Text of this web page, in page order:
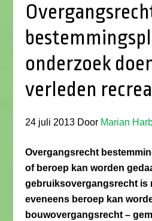
onderzoek
verleden
24 juli 2013 Door Marian
Overgangsrecht
of beroep kan worden
gebruiksovergangsrecht is
eveneens beroep kan
bouwovergangsrecht –